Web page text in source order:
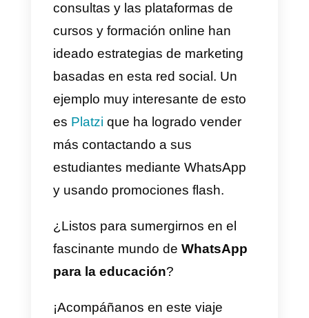
porque no. Laatención al
y potenciales clientes de centros
educativos.
Es tan interesante el uso de esta
plataforma en el ámbito
que incluso se realizan
exámenes yevaluaciones por
WhatsApp. Las universidades
han adaptado sus procesos
administrativos a este canal de
mensajería para que los